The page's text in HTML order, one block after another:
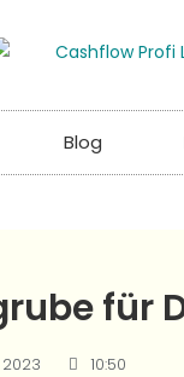
Blog
für
10:50